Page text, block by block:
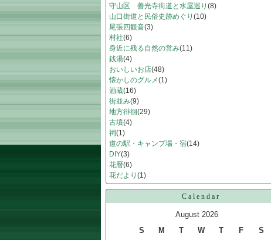
守山区 善光寺街道と水屋巡り (8)
山口街道と民俗史跡めぐり (10)
尾張四観音(3)
村社(6)
身近に残る自然の営み(11)
銭湯(4)
おいしいお店(48)
懐かしのグルメ(1)
酒蔵(16)
街並み(9)
地方徘徊(29)
古墳(4)
祠(1)
道の駅・キャンプ場・宿(14)
DIY(3)
花暦(6)
花だより (1)
Calendar
August 2026
S
M T W T F
S